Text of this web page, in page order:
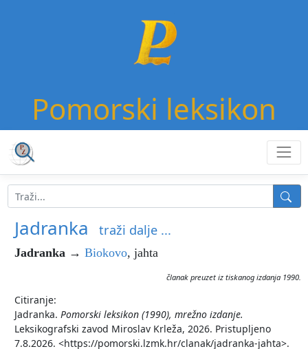
Pomorski leksikon
Jadranka traži dalje ...
Jadranka → Biokovo, jahta
članak preuzet iz tiskanog izdanja 1990.
Citiranje:
Jadranka. Pomorski leksikon (1990), mrežno izdanje.
Leksikografski zavod Miroslav Krleža, 2026. Pristupljeno
7.8.2026. <https://pomorski.lzmk.hr/clanak/jadranka-jahta>.